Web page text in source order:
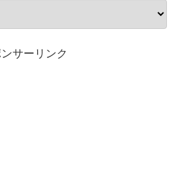
サーリンク